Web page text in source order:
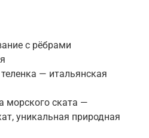
с рёбрами
— итальянская
морского ската —
уникальная природная